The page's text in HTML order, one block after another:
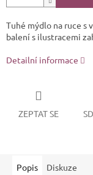
Tuhé mýdlo na ruce s
balení s ilustracemi
Detailní informace
ZEPTAT SE
Popis Diskuze